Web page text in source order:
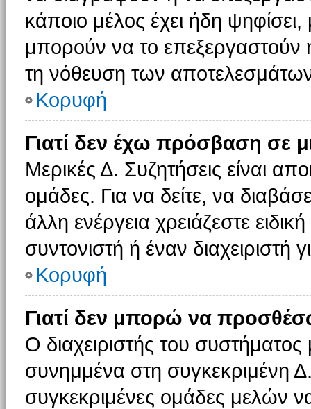
κάποιο μέλος έχει ήδη ψηφίσει,
μπορούν να το επεξεργαστούν
τη νόθευση των
Κορυφή
Γιατί δεν έχω πρόσβαση σε
Μερικές Δ. Συζητήσεις είναι
ομάδες. Για να δείτε, να
άλλη ενέργεια χρειάζεστε
συντονιστή ή έναν διαχειριστή
Κορυφή
Γιατί δεν μπορώ να
Ο διαχειριστής του
συνημμένα στη συγκεκριμένη
συγκεκριμένες ομάδες μελών